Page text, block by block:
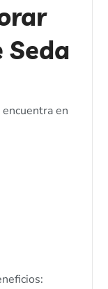
Seda
en